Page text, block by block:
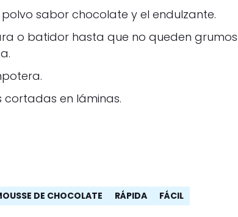
sabor chocolate y el endulzante.
o batidor hasta que no queden grumos
cortadas en láminas.
DE CHOCOLATE RÁPIDA
FÁCIL